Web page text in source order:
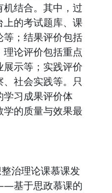
结合。其中，过
的考试题库、课
等；结果评价包括
论评价包括重点
示等；实践评价
社会实践等。只
习成果评价体
的质量与效果最
治理论课慕课发
基于思政慕课的